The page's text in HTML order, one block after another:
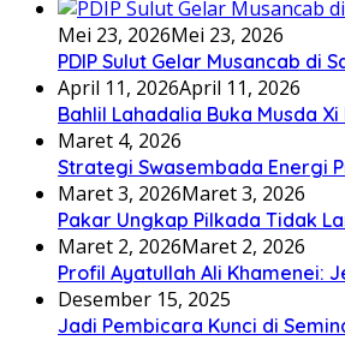
Mei 23, 2026Mei 23, 2026
PDIP Sulut Gelar Musancab di
April 11, 2026April 11, 2026
Bahlil Lahadalia Buka Musda
Maret 4, 2026
Strategi Swasembada Energi
Maret 3, 2026Maret 3, 2026
Pakar Ungkap Pilkada Tidak
Maret 2, 2026Maret 2, 2026
Profil Ayatullah Ali Khamenei:
Desember 15, 2025
Jadi Pembicara Kunci di